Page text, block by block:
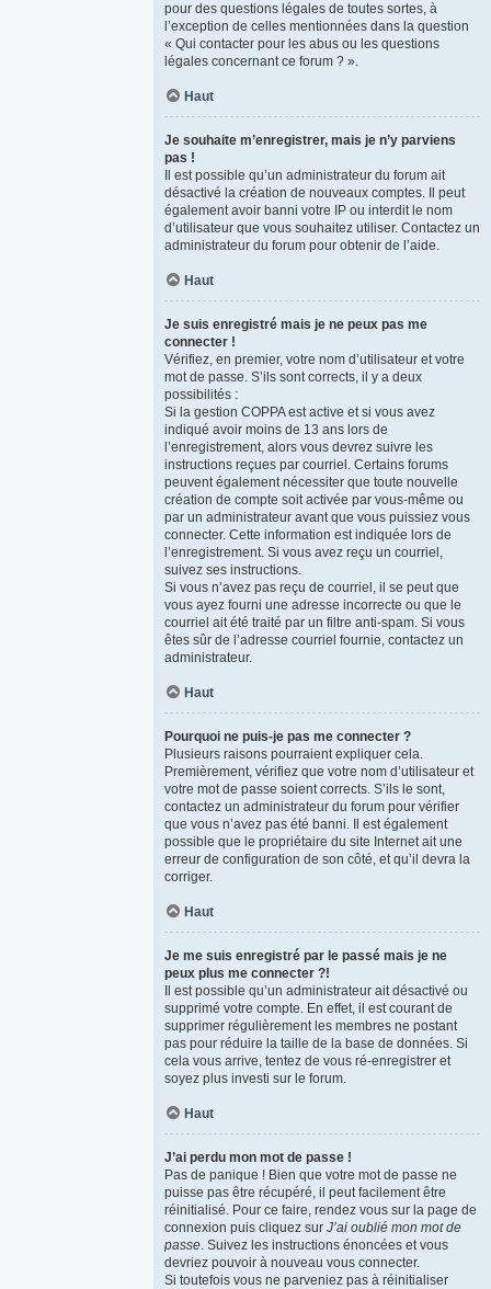
pour des questions légales de toutes sortes, à
l’exception de celles mentionnées dans la question
« Qui contacter pour les abus ou les questions
légales concernant ce forum ? ».
Haut
Je souhaite m’enregistrer, mais je n’y parviens
pas !
Il est possible qu’un administrateur du forum ait
désactivé la création de nouveaux comptes. Il peut
également avoir banni votre IP ou interdit le nom
d’utilisateur que vous souhaitez utiliser. Contactez un
administrateur du forum pour obtenir de l’aide.
Haut
Je suis enregistré mais je ne peux pas me
connecter !
Vérifiez, en premier, votre nom d’utilisateur et votre
mot de passe. S’ils sont corrects, il y a deux
possibilités :
Si la gestion COPPA est active et si vous avez
indiqué avoir moins de 13 ans lors de
l’enregistrement, alors vous devrez suivre les
instructions reçues par courriel. Certains forums
peuvent également nécessiter que toute nouvelle
création de compte soit activée par vous-même ou
par un administrateur avant que vous puissiez vous
connecter. Cette information est indiquée lors de
l’enregistrement. Si vous avez reçu un courriel,
suivez ses instructions.
Si vous n’avez pas reçu de courriel, il se peut que
vous ayez fourni une adresse incorrecte ou que le
courriel ait été traité par un filtre anti-spam. Si vous
êtes sûr de l’adresse courriel fournie, contactez un
administrateur.
Haut
Pourquoi ne puis-je pas me connecter ?
Plusieurs raisons pourraient expliquer cela.
Premièrement, vérifiez que votre nom d’utilisateur et
votre mot de passe soient corrects. S’ils le sont,
contactez un administrateur du forum pour vérifier
que vous n’avez pas été banni. Il est également
possible que le propriétaire du site Internet ait une
erreur de configuration de son côté, et qu’il devra la
corriger.
Haut
Je me suis enregistré par le passé mais je ne
peux plus me connecter ?!
Il est possible qu’un administrateur ait désactivé ou
supprimé votre compte. En effet, il est courant de
supprimer régulièrement les membres ne postant
pas pour réduire la taille de la base de données. Si
cela vous arrive, tentez de vous ré-enregistrer et
soyez plus investi sur le forum.
Haut
J’ai perdu mon mot de passe !
Pas de panique ! Bien que votre mot de passe ne
puisse pas être récupéré, il peut facilement être
réinitialisé. Pour ce faire, rendez vous sur la page de
connexion puis cliquez sur J’ai oublié mon mot de
passe. Suivez les instructions énoncées et vous
devriez pouvoir à nouveau vous connecter.
Si toutefois vous ne parveniez pas à réinitialiser